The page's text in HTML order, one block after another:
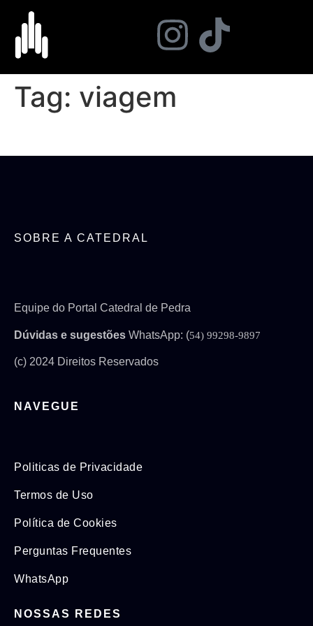
Tag: viagem
SOBRE A CATEDRAL
Equipe do Portal Catedral de Pedra
Dúvidas e sugestões WhatsApp: (54) 99298-9897
(c) 2024 Direitos Reservados
NAVEGUE
Politicas de Privacidade
Termos de Uso
Política de Cookies
Perguntas Frequentes
WhatsApp
NOSSAS REDES